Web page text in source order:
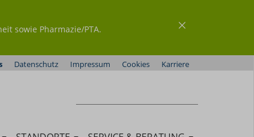
sowie Pharmazie/PTA.
Datenschutz Impressum Cookies Karriere
SUCHEN